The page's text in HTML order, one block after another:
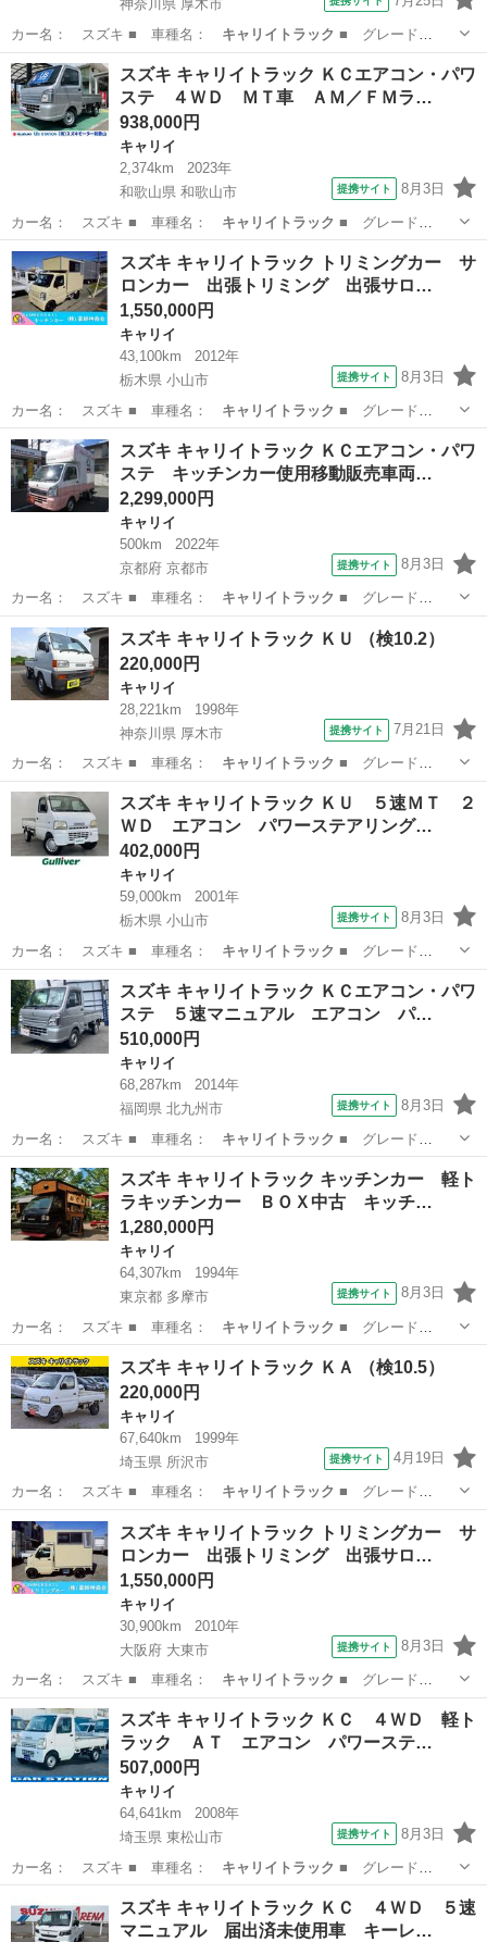
神奈川県 厚木市
カー名： スズキ ■ 車種名： キャリイトラック ■ グレード
名： ＫＣエアコン…
神奈川 厚木市 キャリイ
スズキ キャリイトラック ＫＣエアコン・パワ
ステ ４ＷＤ ＭＴ車 ＡＭ／ＦＭラ…
938,000円
キャリイ
2,374km
2023年
和歌山県 和歌山市
提携サイト 8月3日
カー名： スズキ ■ 車種名： キャリイトラック ■ グレード
名： ＫＣエアコン…
和歌山 和歌山市 キャリイ
スズキ キャリイトラック トリミングカー サ
ロンカー 出張トリミング 出張サロ…
1,550,000円
キャリイ
43,100km
2012年
栃木県 小山市
提携サイト 8月3日
カー名： スズキ ■ 車種名： キャリイトラック ■ グレード
名： トリミングカ…
栃木 小山市 キャリイ
スズキ キャリイトラック ＫＣエアコン・パワ
ステ キッチンカー使用移動販売車両…
2,299,000円
キャリイ
500km
2022年
京都府 京都市
提携サイト 8月3日
カー名： スズキ ■ 車種名： キャリイトラック ■ グレード
名： ＫＣエアコン…
京都 京都市 キャリイ
スズキ キャリイトラック ＫＵ （検10.2）
220,000円
キャリイ
28,221km
1998年
神奈川県 厚木市
提携サイト 7月21日
カー名： スズキ ■ 車種名： キャリイトラック ■ グレード
名： ＫＵ ■ 排…
神奈川 厚木市 キャリイ
スズキ キャリイトラック ＫＵ ５速ＭＴ ２
ＷＤ エアコン パワーステアリング…
402,000円
キャリイ
59,000km
2001年
栃木県 小山市
提携サイト 8月3日
カー名： スズキ ■ 車種名： キャリイトラック ■ グレード
名： ＫＵ ５速Ｍ…
栃木 小山市 キャリイ
スズキ キャリイトラック ＫＣエアコン・パワ
ステ ５速マニュアル エアコン パ…
510,000円
キャリイ
68,287km
2014年
福岡県 北九州市
提携サイト 8月3日
カー名： スズキ ■ 車種名： キャリイトラック ■ グレード
名： ＫＣエアコン…
福岡 北九州市 キャリイ
スズキ キャリイトラック キッチンカー 軽ト
ラキッチンカー ＢＯＸ中古 キッチ…
1,280,000円
キャリイ
64,307km
1994年
東京都 多摩市
提携サイト 8月3日
カー名： スズキ ■ 車種名： キャリイトラック ■ グレード
名： キッチンカー…
東京 多摩市 キャリイ
スズキ キャリイトラック ＫＡ （検10.5）
220,000円
キャリイ
67,640km
1999年
埼玉県 所沢市
提携サイト 4月19日
カー名： スズキ ■ 車種名： キャリイトラック ■ グレード
名： ＫＡ ■ 排…
埼玉 所沢市 キャリイ
スズキ キャリイトラック トリミングカー サ
ロンカー 出張トリミング 出張サロ…
1,550,000円
キャリイ
30,900km
2010年
大阪府 大東市
提携サイト 8月3日
カー名： スズキ ■ 車種名： キャリイトラック ■ グレード
名： トリミングカ…
大阪 大東市 キャリイ
スズキ キャリイトラック ＫＣ ４ＷＤ 軽ト
ラック ＡＴ エアコン パワーステ…
507,000円
キャリイ
64,641km
2008年
埼玉県 東松山市
提携サイト 8月3日
カー名： スズキ ■ 車種名： キャリイトラック ■ グレード
名： ＫＣ ４ＷＤ… キャリイ
スズキ キャリイトラック ＫＣ ４ＷＤ ５速
マニュアル 届出済未使用車 キーレ…